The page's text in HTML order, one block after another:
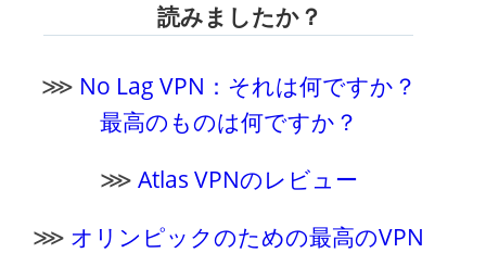
読みましたか？
⋙ No Lag VPN：それは何ですか？
最高のものは何ですか？
⋙ Atlas VPNのレビュー
⋙ オリンピックのための最高のVPN